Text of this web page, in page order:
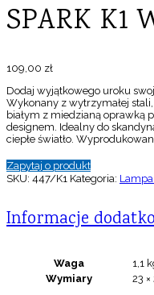
SPARK K1
109,00 zł
Dodaj wyjątkowego uroku
Wykonany z wytrzymałej
białym z miedzianą oprawką
designem. Idealny do
ciepłe światło.
Zapytaj o produkt
SKU: 447/K1 Kategoria:
Informacje
Waga
1,1
Wymiary
23